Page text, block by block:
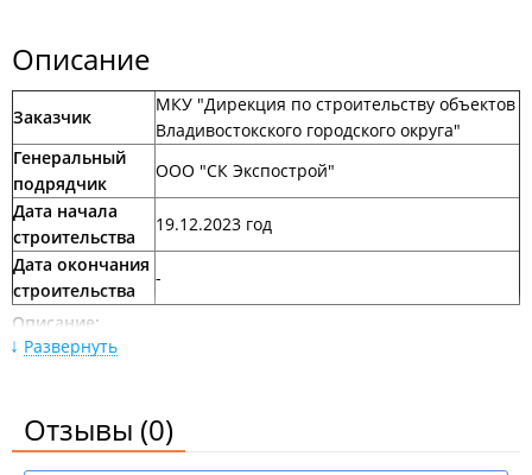
Февраль 2024
Май 2022
Описание
Заказчик
МКУ "Дирекция по строительству объектов
Владивостокского городского округа"
Генеральный
подрядчик
ООО "СК Экспострой"
Дата начала
строительства
19.12.2023 год
Дата окончания
строительства
-
Описание:
Детский сад будет рассчитан на 130 мест. Здесь появится
музыкальный и спортивный залы.
Новости:
Развернуть
Отзывы (0)